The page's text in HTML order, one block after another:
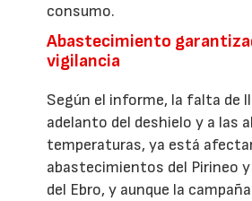
consumo.
Abastecimiento
vigilancia
Según el informe, la falta de
adelanto del deshielo y a las
temperaturas, ya está
abastecimientos del Pirineo y
del Ebro, y aunque la